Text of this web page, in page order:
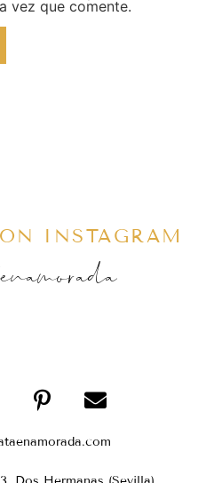
vez que comente.
INSTAGRAM